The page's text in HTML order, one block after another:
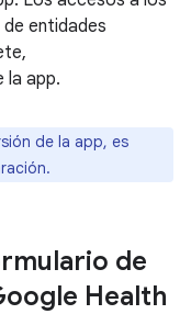
entidades
la app.
de la app, es
de
Health